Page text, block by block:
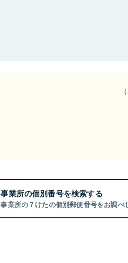
事業所の個別番号を検索する
事業所の７けたの個別郵便番号をお調べ